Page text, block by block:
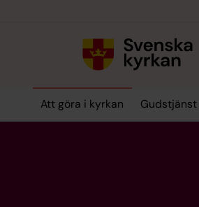
Att göra i kyrkan Gudstjänst